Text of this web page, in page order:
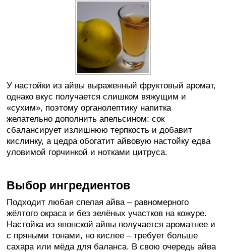
У настойки из айвы выраженный фруктовый аромат,
однако вкус получается слишком вяжущим и
«сухим», поэтому органолептику напитка
желательно дополнить апельсином: сок
сбалансирует излишнюю терпкость и добавит
кислинку, а цедра обогатит айвовую настойку едва
уловимой горчинкой и нотками цитруса.
Выбор ингредиентов
Подходит любая спелая айва – равномерного
жёлтого окраса и без зелёных участков на кожуре.
Настойка из японской айвы получается ароматнее и
с пряными тонами, но кислее – требует больше
сахара или мёда для баланса. В свою очередь айва